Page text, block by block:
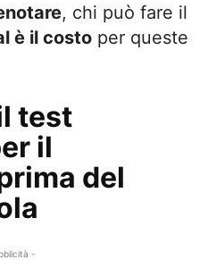
, chi può fare il
è il costo per queste
test
il
del
-